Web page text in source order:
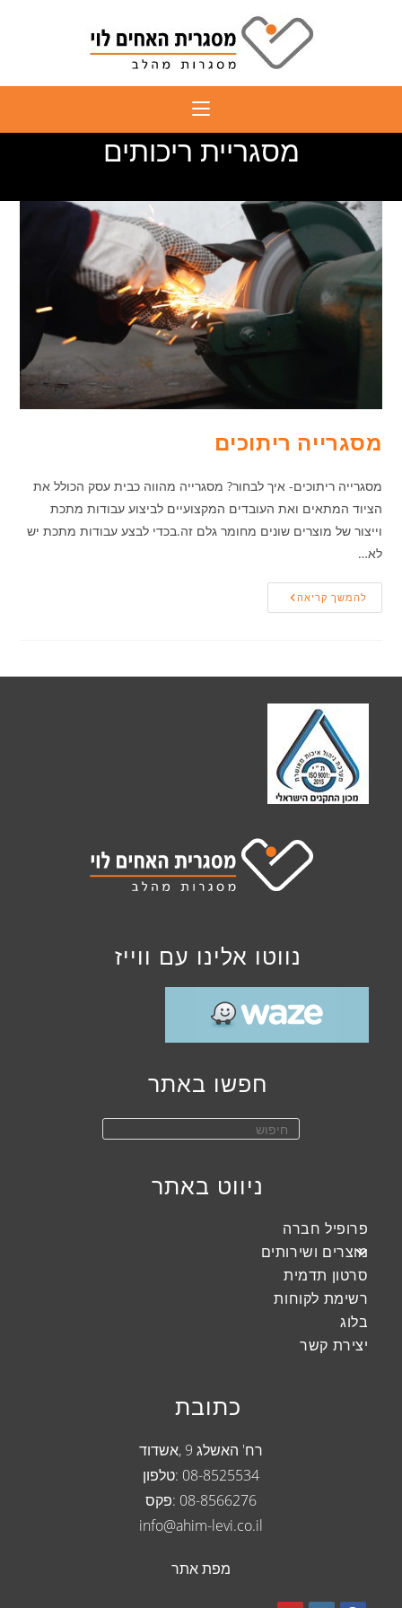
מסגריית ריכותים
מסגרייה ריתוכים
מסגרייה ריתוכים- איך לבחור? מסגרייה מהווה כבית עסק הכולל את
הציוד המתאים ואת העובדים המקצועיים לביצוע עבודות מתכת
וייצור של מוצרים שונים מחומר גלם זה.בכדי לבצע עבודות מתכת יש
לא…
להמשך קריאהמסגרייה
ריתוכים
נווטו אלינו עם ווייז
חפשו באתר
close
ניווט באתר
פרופיל חברה
מוצרים ושירותים
סרטון תדמית
רשימת לקוחות
בלוג
יצירת קשר
כתובת
רח' האשלג 9 ,אשדוד
08-8525534 :טלפון
08-8566276 :פקס
info@ahim-levi.co.il
מפת אתר